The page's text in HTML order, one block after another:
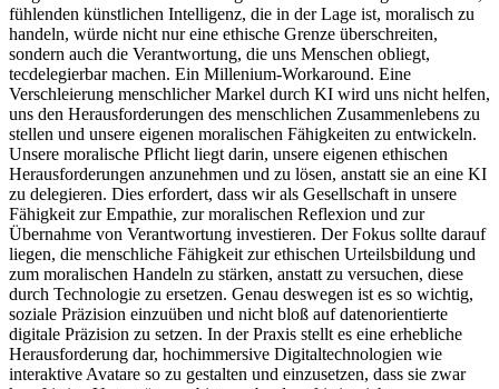
fühlenden künstlichen Intelligenz, die in der Lage ist, moralisch zu
handeln, würde nicht nur eine ethische Grenze überschreiten,
sondern auch die Verantwortung, die uns Menschen obliegt,
tecdelegierbar machen. Ein Millenium-Workaround. Eine
Verschleierung menschlicher Markel durch KI wird uns nicht helfen,
uns den Herausforderungen des menschlichen Zusammenlebens zu
stellen und unsere eigenen moralischen Fähigkeiten zu entwickeln.
Unsere moralische Pflicht liegt darin, unsere eigenen ethischen
Herausforderungen anzunehmen und zu lösen, anstatt sie an eine KI
zu delegieren. Dies erfordert, dass wir als Gesellschaft in unsere
Fähigkeit zur Empathie, zur moralischen Reflexion und zur
Übernahme von Verantwortung investieren. Der Fokus sollte darauf
liegen, die menschliche Fähigkeit zur ethischen Urteilsbildung und
zum moralischen Handeln zu stärken, anstatt zu versuchen, diese
durch Technologie zu ersetzen. Genau deswegen ist es so wichtig,
soziale Präzision einzuüben und nicht bloß auf datenorientierte
digitale Präzision zu setzen. In der Praxis stellt es eine erhebliche
Herausforderung dar, hochimmersive Digitaltechnologien wie
interaktive Avatare so zu gestalten und einzusetzen, dass sie zwar